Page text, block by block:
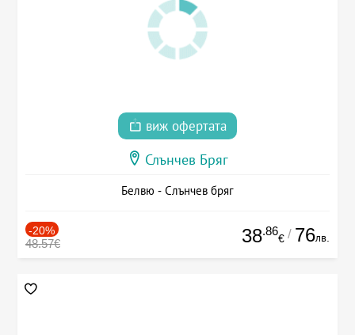
виж офертата
Слънчев Бряг
Белвю - Слънчев бряг
-20%
48.57€ 38.86
€ / 76лв.